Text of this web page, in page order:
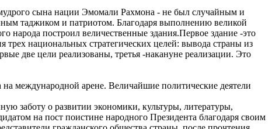
сына нации Эмомали Рахмона - не был случайным и
таджиком и патриотом. Благодаря выполнению великой
народа построил величественные здания.Первое здание -это
национальных стратегических целей: вывода страны из
две цели реализованы, третья -накануне реализации. Это
международной арене. Величайшие политические деятели
заботу о развитии экономики, культуры, литературы,
на пост поистине народного Президента благодаря своим